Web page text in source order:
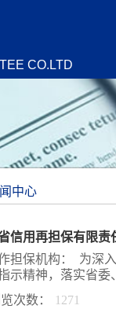
CO.LTD
中心
担保机构： 为深
示精神，落实省委
次数： 1271